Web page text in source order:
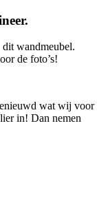
wandmeubel.
de foto’s!
wat wij voor
in! Dan nemen